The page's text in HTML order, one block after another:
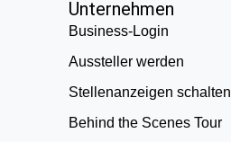
Unternehmen
Business-Login
Aussteller werden
Stellenanzeigen schalten
Behind the Scenes Tour